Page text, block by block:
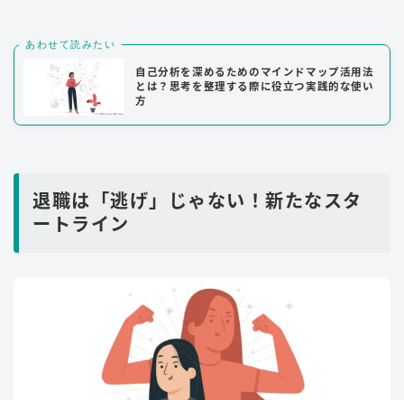
あわせて読みたい
自己分析を深めるためのマインドマップ活用法
とは？思考を整理する際に役立つ実践的な使い
方
退職は「逃げ」じゃない！新たなスタ
ートライン